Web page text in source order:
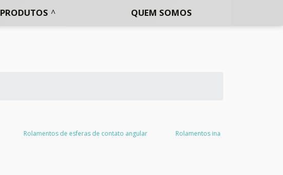
PRODUTOS QUEM SOMOS
Rolamentos de esferas de contato angular Rolamentos ina